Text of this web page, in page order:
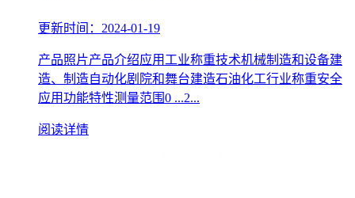
更新时间：2024-01-19
产品照片产品介绍应用工业称重技术机械制造和设备建
造、制造自动化剧院和舞台建造石油化工行业称重安全
应用功能特性测量范围0 ...2...
阅读详情